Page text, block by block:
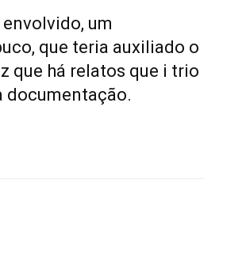
um
que teria auxiliado o
que há relatos que i trio
documentação.